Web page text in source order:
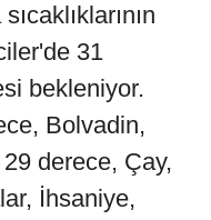
31
bekleniyor.
Bolvadin,
derece, Çay,
İhsaniye,